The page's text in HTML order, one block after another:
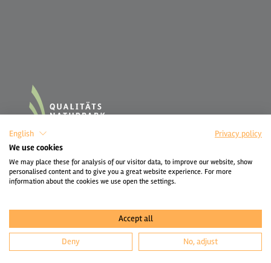
English
Privacy policy
We use cookies
We may place these for analysis of our visitor data, to improve our website, show
personalised content and to give you a great website experience. For more
information about the cookies we use open the settings.
Accept all
Deny No, adjust